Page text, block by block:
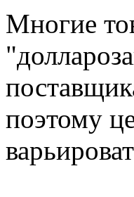
Многие
поэтому